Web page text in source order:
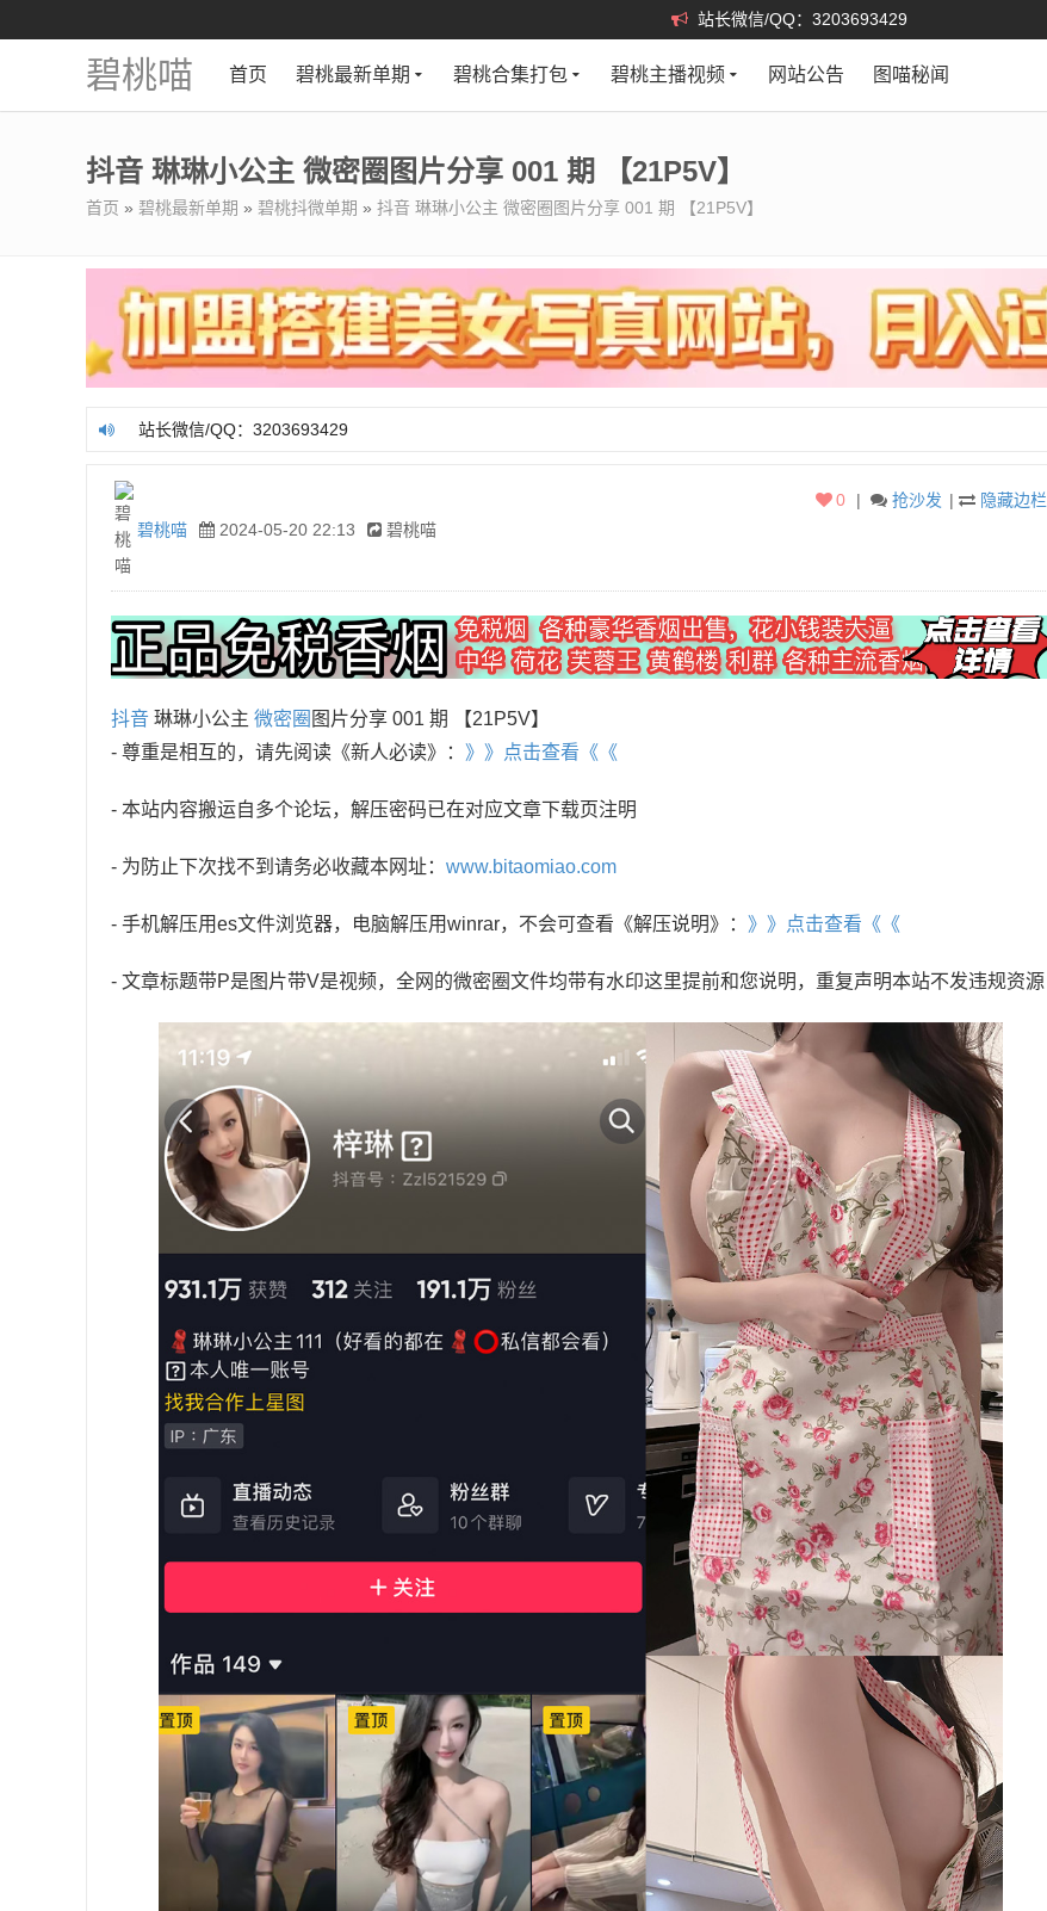
站长微信/QQ：3203693429
碧桃喵 首页 碧桃最新单期 碧桃合集打包 碧桃主播视频 网站公告 图喵秘闻
抖音 琳琳小公主 微密圈图片分享 001 期 【21P5V】
首页 » 碧桃最新单期 » 碧桃抖微单期 » 抖音 琳琳小公主 微密圈图片分享 001 期 【21P5V】
站长微信/QQ：3203693429
碧桃喵 2024-05-20 22:13 碧桃喵
| 隐藏边栏
| 抢沙发
0
抖音 琳琳小公主 微密圈 图片分享 001 期 【21P5V】
- 尊重是相互的，请先阅读《新人必读》： 》》点击查看《《
- 本站内容搬运自多个论坛，解压密码已在对应文章下载页注明
- 为防止下次找不到请务必收藏本网址： www.bitaomiao.com
- 手机解压用es文件浏览器，电脑解压用winrar，不会可查看《解压说明》： 》》点击查看《《
- 文章标题带P是图片带V是视频，全网的微密圈文件均带有水印这里提前和您说明，重复声明本站不发违规资源